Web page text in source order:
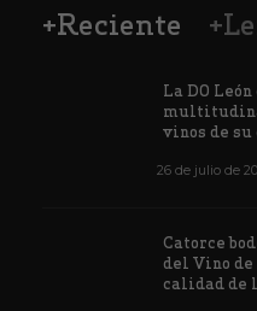
+Reciente
La DO
vinos de su
26 de julio de
Catorce
del Vino
calidad de